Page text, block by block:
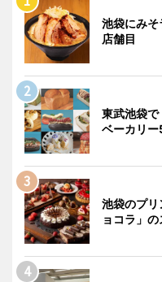
池袋にみ
店舗目
東武池袋
ベーカリ
池袋のプ
ョコラ」